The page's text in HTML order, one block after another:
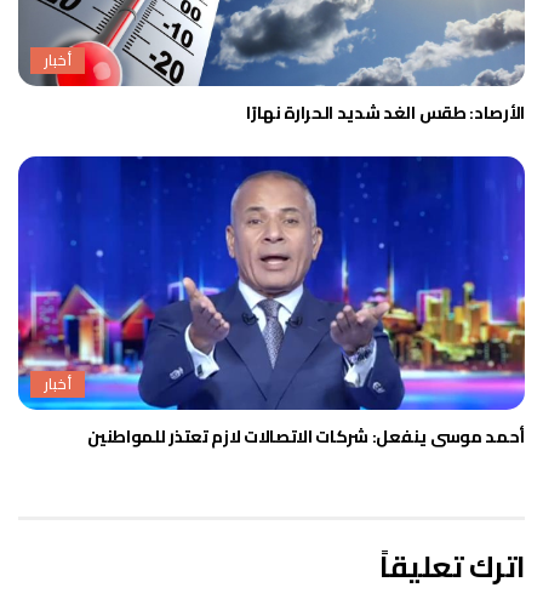
أخبار
الأرصاد: طقس الغد شديد الحرارة نهارًا
أخبار
أحمد موسى ينفعل: شركات الاتصالات لازم تعتذر للمواطنين
اترك تعليقاً